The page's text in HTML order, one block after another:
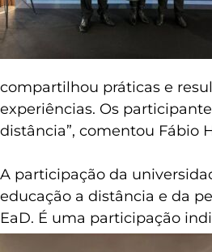
compartilhou práticas e
experiências. Os
distância”, comentou Fábio
A participação da
educação a distância e da
EaD. É uma participação